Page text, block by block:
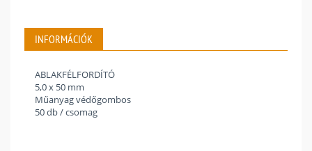
INFORMÁCIÓK
ABLAKFÉLFORDÍTÓ
5,0 x 50 mm
Műanyag védőgombos
50 db / csomag